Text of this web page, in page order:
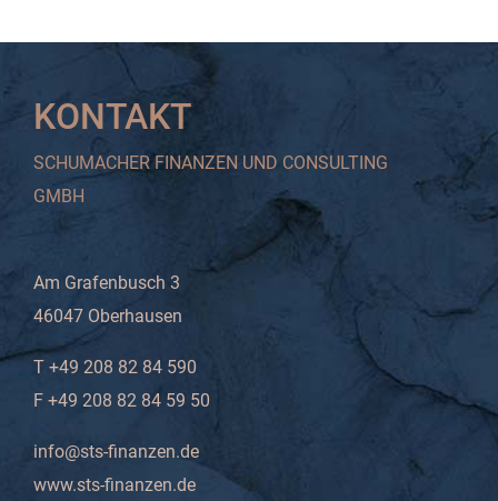
KONTAKT
SCHUMACHER FINANZEN UND CONSULTING
GMBH
Am Grafenbusch 3
46047 Oberhausen
T +49 208 82 84 590
F +49 208 82 84 59 50
info@sts-finanzen.de
www.sts-finanzen.de